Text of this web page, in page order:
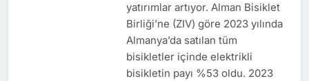
yatırımlar artıyor. Alman Bisiklet
Birliği’ne (ZIV) göre 2023 yılında
Almanya’da satılan tüm
bisikletler içinde elektrikli
bisikletin payı %53 oldu. 2023